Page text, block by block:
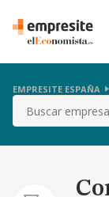
EMPRESITE ESPAÑA
Buscar